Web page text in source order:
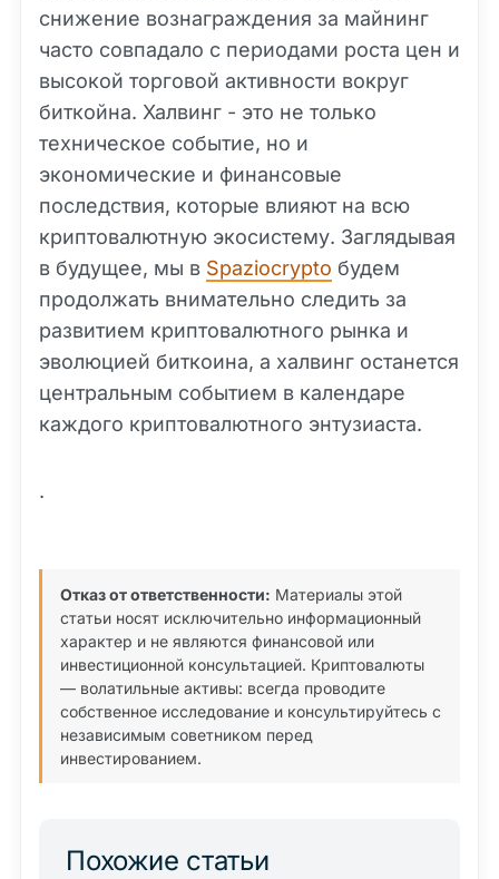
снижение вознаграждения за майнинг
часто совпадало с периодами роста цен и
высокой торговой активности вокруг
биткойна. Халвинг - это не только
техническое событие, но и
экономические и финансовые
последствия, которые влияют на всю
криптовалютную экосистему. Заглядывая
в будущее, мы в Spaziocrypto будем
продолжать внимательно следить за
развитием криптовалютного рынка и
эволюцией биткоина, а халвинг останется
центральным событием в календаре
каждого криптовалютного энтузиаста.
.
Отказ от ответственности: Материалы этой
статьи носят исключительно информационный
характер и не являются финансовой или
инвестиционной консультацией. Криптовалюты
— волатильные активы: всегда проводите
собственное исследование и консультируйтесь с
независимым советником перед
инвестированием.
Похожие статьи